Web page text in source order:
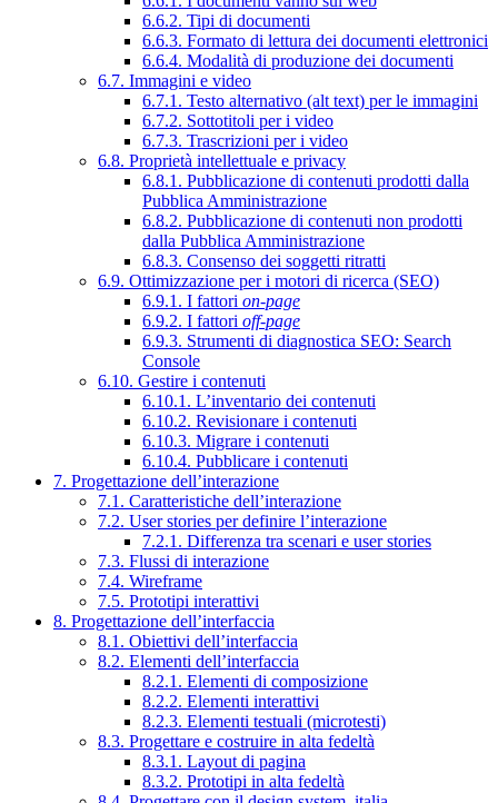
6.6.2. Tipi di documenti
6.6.3. Formato di lettura dei documenti elettronici
6.6.4. Modalità di produzione dei documenti
6.7. Immagini e video
6.7.1. Testo alternativo (alt text) per le immagini
6.7.2. Sottotitoli per i video
6.7.3. Trascrizioni per i video
6.8. Proprietà intellettuale e privacy
6.8.1. Pubblicazione di contenuti prodotti dalla
Pubblica Amministrazione
6.8.2. Pubblicazione di contenuti non prodotti
dalla Pubblica Amministrazione
6.8.3. Consenso dei soggetti ritratti
6.9. Ottimizzazione per i motori di ricerca (SEO)
6.9.1. I fattori on-page
6.9.2. I fattori off-page
6.9.3. Strumenti di diagnostica SEO: Search
Console
6.10. Gestire i contenuti
6.10.1. L’inventario dei contenuti
6.10.2. Revisionare i contenuti
6.10.3. Migrare i contenuti
6.10.4. Pubblicare i contenuti
7. Progettazione dell’interazione
7.1. Caratteristiche dell’interazione
7.2. User stories per definire l’interazione
7.2.1. Differenza tra scenari e user stories
7.3. Flussi di interazione
7.4. Wireframe
7.5. Prototipi interattivi
8. Progettazione dell’interfaccia
8.1. Obiettivi dell’interfaccia
8.2. Elementi dell’interfaccia
8.2.1. Elementi di composizione
8.2.2. Elementi interattivi
8.2.3. Elementi testuali (microtesti)
8.3. Progettare e costruire in alta fedeltà
8.3.1. Layout di pagina
8.3.2. Prototipi in alta fedeltà